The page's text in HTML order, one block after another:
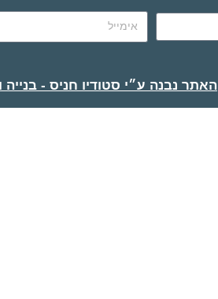
האתר נבנה ע״י סטודיו חניס - בנייה